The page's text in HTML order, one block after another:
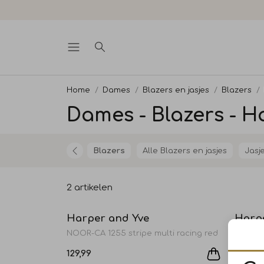
Home Dames Blazers en jasjes Blazers
Dames - Blazers -
Alle Blazers en jasjes
Blazers
2 artikelen
Harper and Yve
NOOR-CA 1255 stripe multi racing red
129,99 83,99